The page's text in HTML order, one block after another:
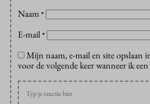
Naam *
E-mail *
Mijn naam, e-mail en site opslaan
voor de volgende keer wanneer ik een